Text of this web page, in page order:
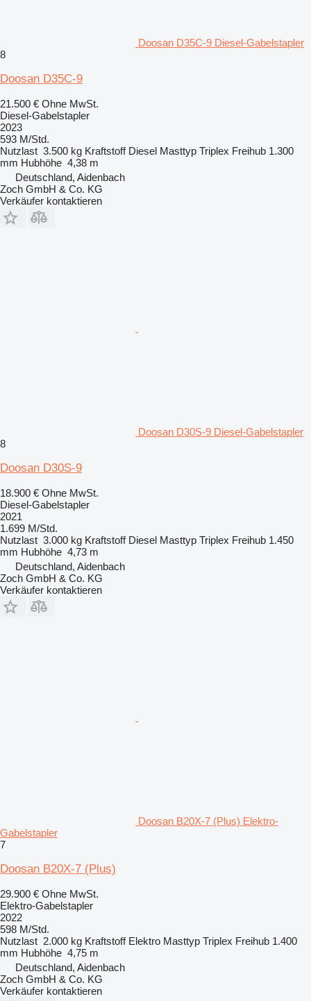
Doosan D35C-9 Diesel-Gabelstapler
8
Doosan D35C-9
21.500 € Ohne MwSt.
Diesel-Gabelstapler
2023
593 M/Std.
Nutzlast 3.500 kg Kraftstoff Diesel Masttyp Triplex Freihub 1.300
mm Hubhöhe 4,38 m
Deutschland, Aidenbach
Zoch GmbH & Co. KG
Verkäufer kontaktieren
Doosan D30S-9 Diesel-Gabelstapler
8
Doosan D30S-9
18.900 € Ohne MwSt.
Diesel-Gabelstapler
2021
1.699 M/Std.
Nutzlast 3.000 kg Kraftstoff Diesel Masttyp Triplex Freihub 1.450
mm Hubhöhe 4,73 m
Deutschland, Aidenbach
Zoch GmbH & Co. KG
Verkäufer kontaktieren
Doosan B20X-7 (Plus) Elektro-
Gabelstapler
7
Doosan B20X-7 (Plus)
29.900 € Ohne MwSt.
Elektro-Gabelstapler
2022
598 M/Std.
Nutzlast 2.000 kg Kraftstoff Elektro Masttyp Triplex Freihub 1.400
mm Hubhöhe 4,75 m
Deutschland, Aidenbach
Zoch GmbH & Co. KG
Verkäufer kontaktieren